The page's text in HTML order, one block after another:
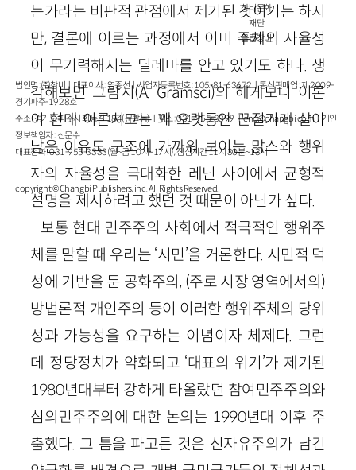
는가라는 비판적 관점에서 제기된 것이기는 하지
만, 결론에 이르는 과정에서 이미 주체의 자율성
이 무기력해지는 딜레마를 안고 있기도 하다. 생
각해보면 그람시(A. Gramsci)의 헤게모니 이론
이 현대 이론치고는 꽤 오랫동안 끈질기게 살아
남은 이유도 구조에 가까워 보이는 맑스와 행위
자의 자율성을 극대화한 레닌 사이에서 균형적
설명을 제시하려고 했던 것 때문이 아닌가 싶다.
보통 현대 민주주의 사회에서 적극적인 행위주
체를 말할 때 우리는 ‘시민’을 거론한다. 시민적 덕
성에 기반을 둔 공화주의, (주로 시장 영역에서의)
방법론적 개인주의 등이 이러한 행위주체의 당위
성과 가능성을 요구하는 이념이자 체제다. 그런
데 정당정치가 약화되고 ‘대표의 위기’가 제기된
1980년대부터 강하게 타올랐던 참여민주주의와
심의민주주의에 대한 논의는 1990년대 이후 주
춤했다. 그 틈을 파고든 것은 신자유주의가 남긴
창비문화
재단
클럽창비
법인명 : ㈜창비ㅣ대표이사 : 염종선ㅣ사업자등록번호 : 105-81-63672ㅣ통신판매업 : 제 2009-
경기파주-1928호
주소 : 경기도 파주시 회동길 184(문발동)ㅣ팩스 : 031-955-3399 ㅣcnc@changbi.comㅣ개인
정보책임자 : 신문수
대표전화 : 031-955-3333(월~금 10시~17시), 점심시간 11시 30분~13시
copyright © Changbi Publishers, inc. All Rights Reserved.